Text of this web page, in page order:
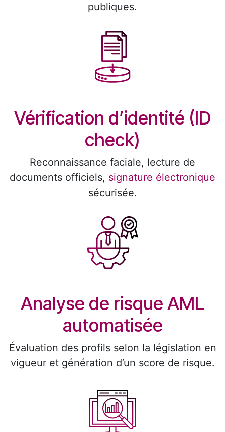
publiques.
Vérification d’identité (ID
check) ​
Reconnaissance faciale, lecture de
documents officiels, signature électronique
sécurisée.
Analyse de risque AML
automatisée ​
Évaluation des profils selon la législation en
vigueur et génération d’un score de risque.